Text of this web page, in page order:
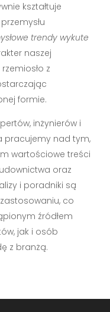
kształtuje
trendy wykute
naszej
z
formie.
inżynierów i
pracujemy nad tym,
wartościowe treści
oraz
i poradniki są
co
źródłem
jak i osób
z branżą.